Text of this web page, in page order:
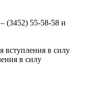
(3452) 55-58-58 и
вступления в силу
в силу